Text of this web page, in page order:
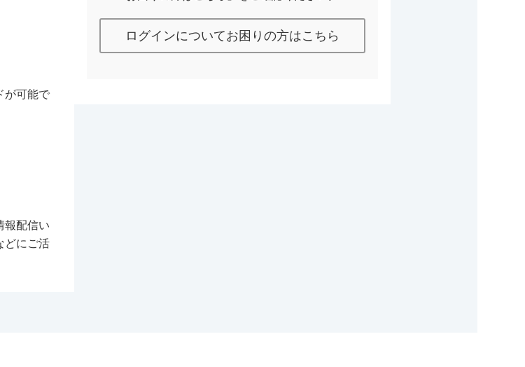
が可能で
報配信い
どにご活
ログインについてお困りの方はこちら